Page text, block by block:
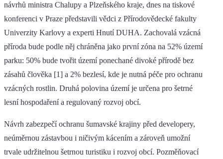
návrhů ministra Chalupy a Plzeňského kraje, dnes na tiskové
konferenci v Praze představili vědci z Přírodovědecké fakulty
Univerzity Karlovy a experti Hnutí DUHA. Zachovalá vzácná
příroda bude podle něj chráněna jako první zóna na 52% území
parku: 50% bude tvořit území ponechané divoké přírodě bez
zásahů člověka [1] a 2% bezlesí, kde je nutná péče pro ochranu
vzácných rostlin. Druhá polovina území je určena pro šetrné
lesní hospodaření a regulovaný rozvoj obcí.
Návrh zabezpečí ochranu šumavské krajiny před developery,
neúměrnou zástavbou i ničivým kácením a zároveň umožní
trvale udržitelnou šetrnou turistiku i rozvoj obcí. Pozměňovací